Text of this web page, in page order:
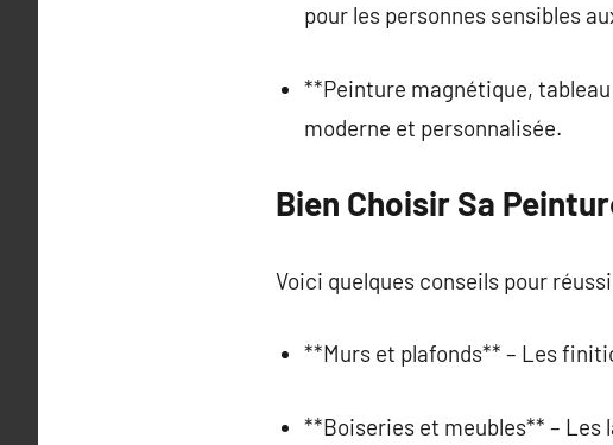
pour les personnes sensibles
**Peinture magnétique,
moderne et personnalisée.
Bien Choisir Sa
Voici quelques conseils pour
**Murs et plafonds** – Les
**Boiseries et meubles** – Les